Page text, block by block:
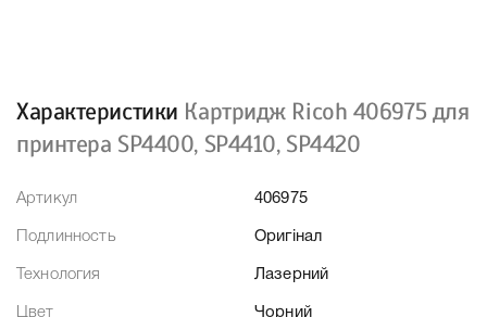
Характеристики Картридж Ricoh 406975 для
принтера SP4400, SP4410, SP4420
Артикул 406975
Подлинность Оригінал
Технология Лазерний
Цвет Чорний